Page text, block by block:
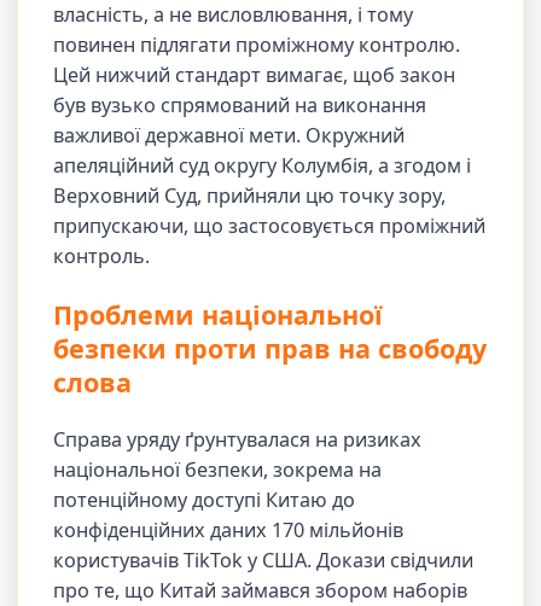
власність, а не висловлювання, і тому
повинен підлягати проміжному контролю.
Цей нижчий стандарт вимагає, щоб закон
був вузько спрямований на виконання
важливої державної мети. Окружний
апеляційний суд округу Колумбія, а згодом і
Верховний Суд, прийняли цю точку зору,
припускаючи, що застосовується проміжний
контроль.
Проблеми національної
безпеки проти прав на свободу
слова
Справа уряду ґрунтувалася на ризиках
національної безпеки, зокрема на
потенційному доступі Китаю до
конфіденційних даних 170 мільйонів
користувачів TikTok у США. Докази свідчили
про те, що Китай займався збором наборів